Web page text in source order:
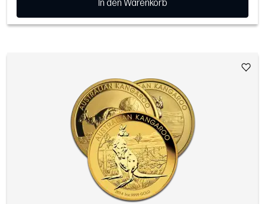
In den Warenkorb